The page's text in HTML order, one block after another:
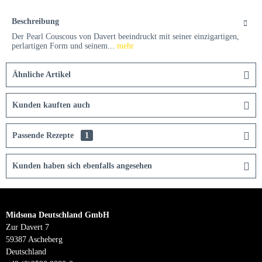
Beschreibung
Der Pearl Couscous von Davert beeindruckt mit seiner einzigartigen,
perlartigen Form und seinem... mehr
Ähnliche Artikel
Kunden kauften auch
Passende Rezepte 1
Kunden haben sich ebenfalls angesehen
Midsona Deutschland GmbH
Zur Davert 7
59387 Ascheberg
Deutschland